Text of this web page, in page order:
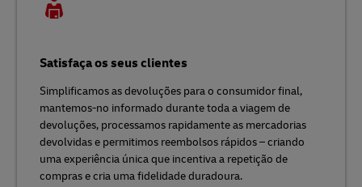
Satisfaça os seus clientes
Simplificamos as devoluções para o consumidor final,
mantemos-no informado durante toda a viagem de
devoluções, processamos rapidamente as mercadorias
devolvidas e permitimos reembolsos rápidos – criando
uma experiência única que incentiva a repetição de
compras e cria uma fidelidade duradoura.